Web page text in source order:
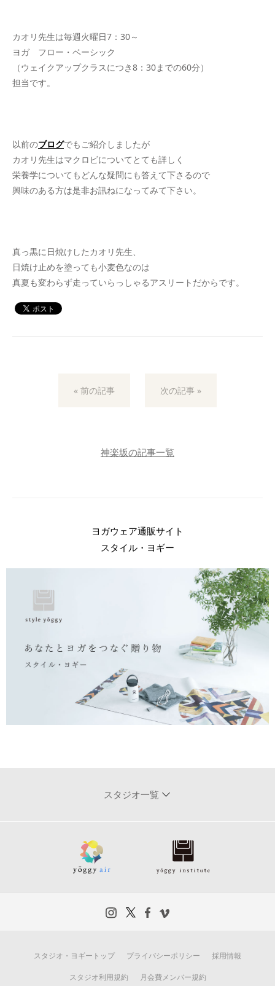
カオリ先生は毎週火曜日7：30～
ヨガ フロー・ベーシック
（ウェイクアップクラスにつき8：30までの60分）
担当です。
以前のブログでもご紹介しましたが
カオリ先生はマクロビについてとても詳しく
栄養学についてもどんな疑問にも答えて下さるので
興味のある方は是非お訊ねになってみて下さい。
真っ黒に日焼けしたカオリ先生、
日焼け止めを塗っても小麦色なのは
真夏も変わらず走っていらっしゃるアスリートだからです。
« 前の記事 次の記事 »
神楽坂の記事一覧
ヨガウェア通販サイト
スタイル・ヨギー
スタジオ一覧
スタジオ・ヨギートップ プライバシーポリシー 採用情報
スタジオ利用規約 月会費メンバー規約